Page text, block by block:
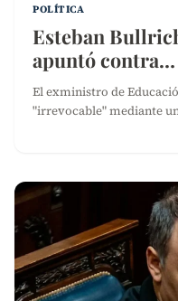
POLÍTICA
Esteban
apuntó contra…
El exministro de
"irrevocable" mediante